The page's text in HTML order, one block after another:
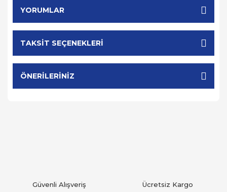
YORUMLAR
TAKSIT SEÇENEKLERI
ÖNERILERINIZ
Güvenli Alışveriş Ücretsiz Kargo